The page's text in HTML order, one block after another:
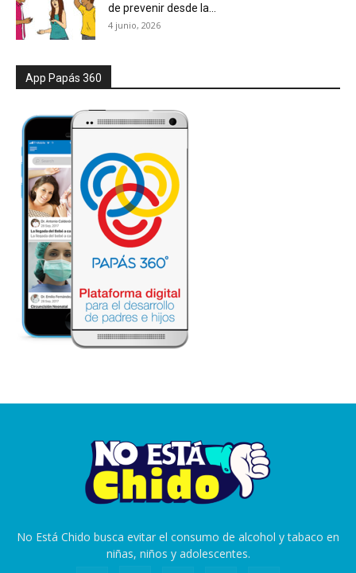
de prevenir desde la...
4 junio, 2026
App Papás 360
No Está Chido busca evitar el consumo de alcohol y tabaco en
niñas, niños y adolescentes.